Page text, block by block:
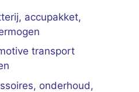
accupakket,
transport
onderhoud,